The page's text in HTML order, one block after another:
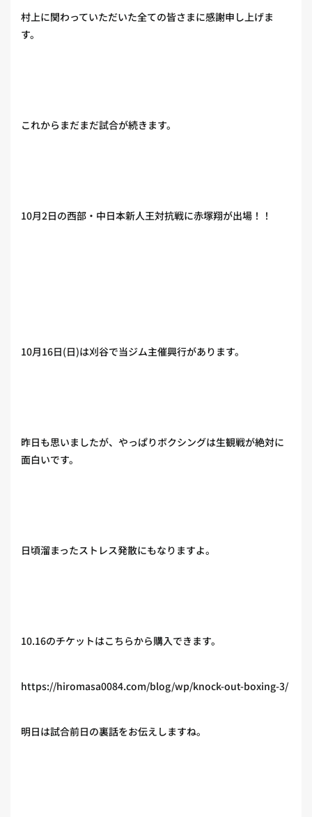
村上に関わっていただいた全ての皆さまに感謝申し上げま
す。
これからまだまだ試合が続きます。
10月2日の西部・中日本新人王対抗戦に赤塚翔が出場！！
10月16日(日)は刈谷で当ジム主催興行があります。
昨日も思いましたが、やっぱりボクシングは生観戦が絶対に
面白いです。
日頃溜まったストレス発散にもなりますよ。
10.16のチケットはこちらから購入できます。
https://hiromasa0084.com/blog/wp/knock-out-boxing-3/
明日は試合前日の裏話をお伝えしますね。